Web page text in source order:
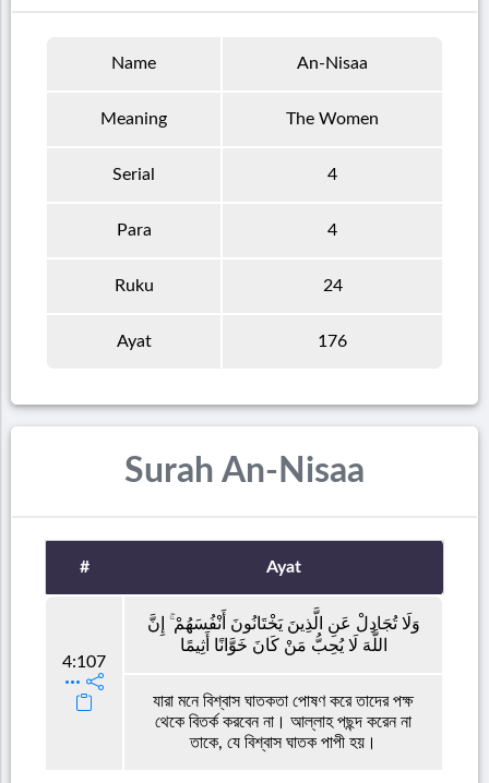
Name An-Nisaa
Meaning The Women
Serial 4
Para 4
Ruku 24
Ayat 176
Surah An-Nisaa
# Ayat
4:107
وَلَا تُجَادِلْ عَنِ الَّذِينَ يَخْتَانُونَ أَنْفُسَهُمْ ۚ إِنَّ
اللَّهَ لَا يُحِبُّ مَنْ كَانَ خَوَّانًا أَثِيمًا
যারা মনে বিশ্বাস ঘাতকতা পোষণ করে তাদের পক্ষ
থেকে বিতর্ক করবেন না। আল্লাহ পছন্দ করেন না
তাকে, যে বিশ্বাস ঘাতক পাপী হয়।